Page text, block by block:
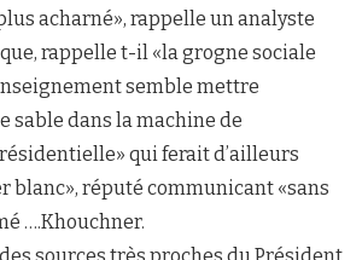
acharné», rappelle un analyste
rappelle t-il «la grogne sociale
semble mettre
sable dans la machine de
qui ferait d’ailleurs
blanc», réputé communicant «sans
….Khouchner.